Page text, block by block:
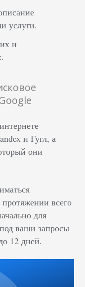
услуги.
и
и Гугл, а
они
всего
для
ваши запросы
12 дней.